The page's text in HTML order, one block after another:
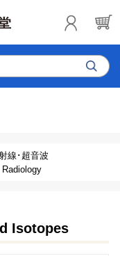
線･超音波
Isotopes